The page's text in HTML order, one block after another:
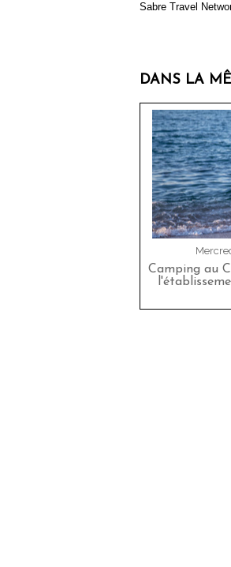
Sabre Travel
DANS LA
Camping au